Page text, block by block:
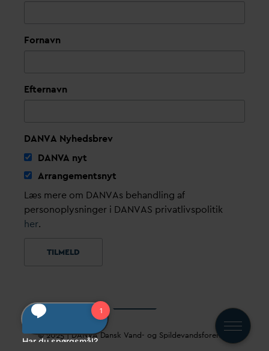
Fornavn
Efternavn
DANVA Nyhedsbrev
DANVA nyt
Arrangementsnyt
Læs mere om DANVAs behandling af
personoplysninger i DANVAS privatlivspolitik
her.
© 2025 |DANVADanskVand- og Spildevandsforening